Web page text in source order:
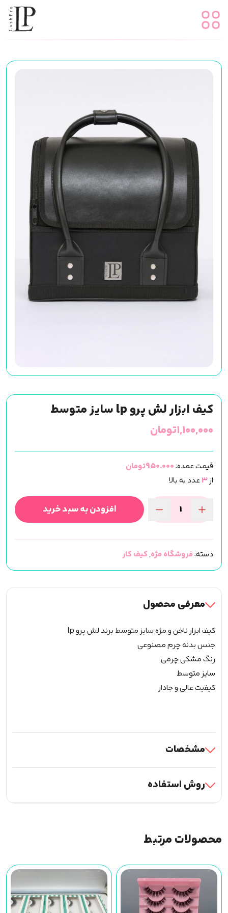
کیف ابزار لش پرو lp سایز متوسط
۱,۱۰۰,۰۰۰تومان
قیمت عمده:950.000تومان
از3عدد به بالا
کیف
پرو
lp
سایز
متوسط
افزودن به سبد خرید
دسته:فروشگاه مژه, کیف کار
معرفی محصول
کیف ابزار ناخن و مژه سایز متوسط برند لش پرو lp
جنس بدنه چرم مصنوعی
رنگ مشکی چرمی
سایز متوسط
کیفیت عالی و جادار
مشخصات
روش استفاده
محصولات مرتبط